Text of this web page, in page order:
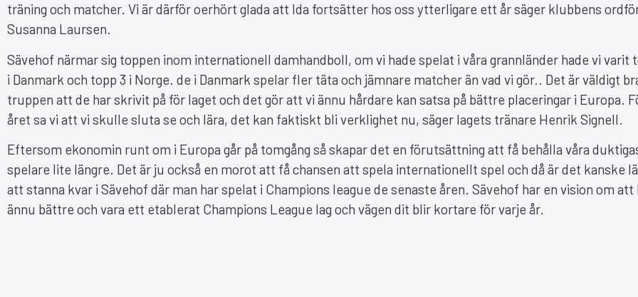
träning och matcher. Vi är därför oerhört glada att Ida fortsätter hos oss ytterligare ett år säger klubbens
Susanna Laursen.
Sävehof närmar sig toppen inom internationell damhandboll, om vi hade spelat i våra grannländer hade vi varit
i Danmark och topp 3 i Norge. de i Danmark spelar fler täta och jämnare matcher än vad vi gör.. Det är väldigt
truppen att de har skrivit på för laget och det gör att vi ännu hårdare kan satsa på bättre placeringar i Europa.
året sa vi att vi skulle sluta se och lära, det kan faktiskt bli verklighet nu, säger lagets tränare Henrik Signell.
Eftersom ekonomin runt om i Europa går på tomgång så skapar det en förutsättning att få behålla våra
spelare lite längre. Det är ju också en morot att få chansen att spela internationellt spel och då är det kanske
att stanna kvar i Sävehof där man har spelat i Champions league de senaste åren. Sävehof har en vision om att
ännu bättre och vara ett etablerat Champions League lag och vägen dit blir kortare för varje år.